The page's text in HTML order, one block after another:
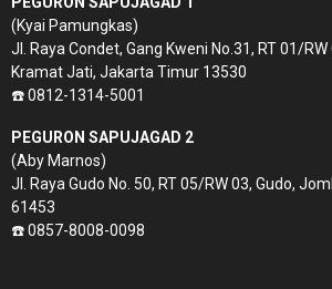
(Kyai Pamungkas)
Jl. Raya Condet, Gang Kweni No.31, RT 01/
Kramat Jati, Jakarta Timur 13530
☎️ 0812-1314-5001
PEGURON SAPUJAGAD 2
(Aby Marnos)
Jl. Raya Gudo No. 50, RT 05/RW 03, Gudo,
61453
☎️ 0857-8008-0098